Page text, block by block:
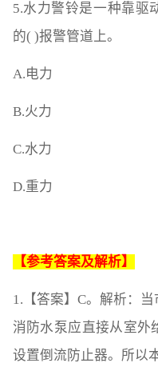
5.水力警铃是一种靠驱
的( )报警管道上。
A.电力
B.火力
C.水力
D.重力
【参考答案及解析】
1.【答案】C。解析：
消防水泵应直接从室外
设置倒流防止器。所以